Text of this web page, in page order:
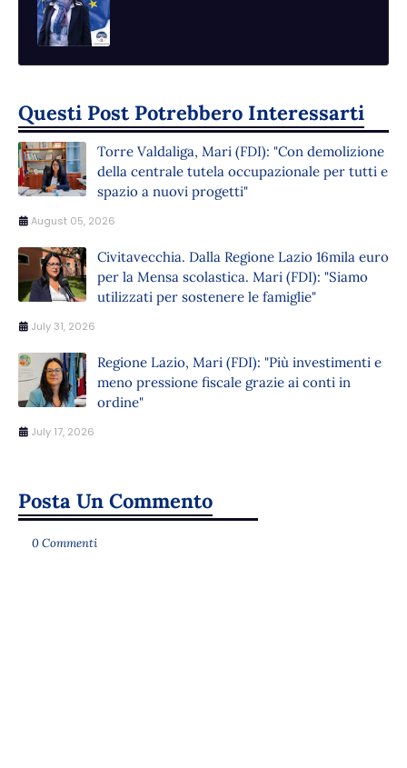
Questi Post Potrebbero Interessarti
Torre Valdaliga, Mari (FDI): "Con demolizione
della centrale tutela occupazionale per tutti e
spazio a nuovi progetti"
August 05, 2026
Civitavecchia. Dalla Regione Lazio 16mila euro
per la Mensa scolastica. Mari (FDI): "Siamo
utilizzati per sostenere le famiglie"
July 31, 2026
Regione Lazio, Mari (FDI): "Più investimenti e
meno pressione fiscale grazie ai conti in
ordine"
July 17, 2026
Posta Un Commento
0 Commenti